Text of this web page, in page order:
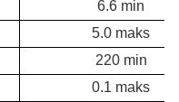
6.6 min
5.0 maks
220 min
0.1 maks